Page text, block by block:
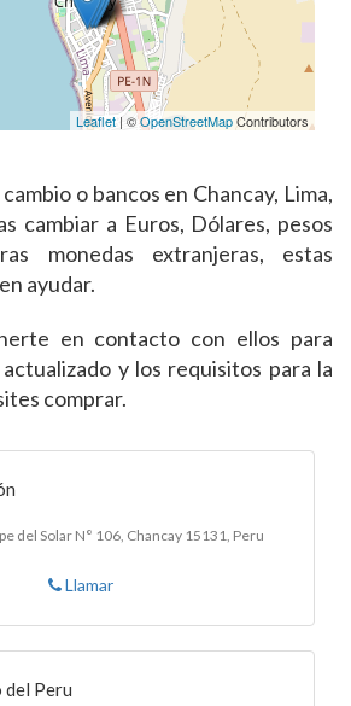
Leaflet | ©OpenStreetMapContributors
o bancos en Chancay, Lima,
cambiar a Euros, Dólares, pesos
monedas extranjeras, estas
ayudar.
en contacto con ellos para
y los requisitos para la
comprar.
del Solar N° 106, Chancay 15131, Peru
Llamar
del Peru